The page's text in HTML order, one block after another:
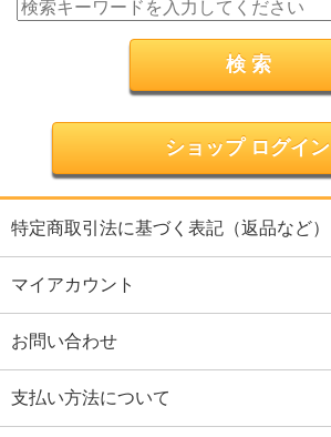
ショップ ログイン
特定商取引法に基づく表記（返品など）
マイアカウント
お問い合わせ
支払い方法について